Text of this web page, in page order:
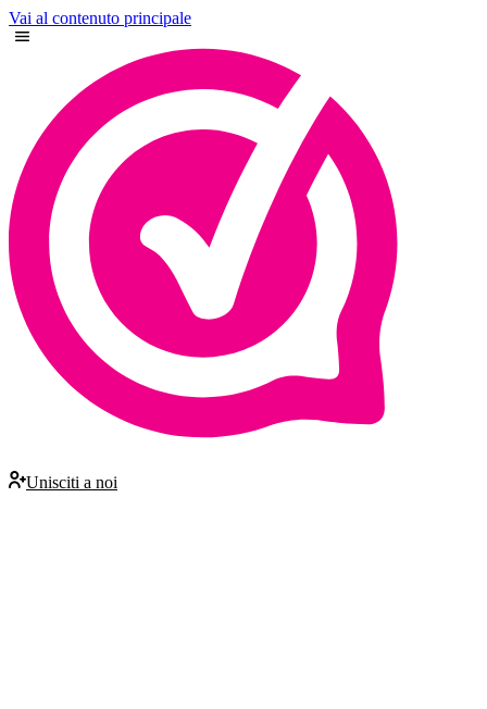
Vai al contenuto principale
Unisciti a noi